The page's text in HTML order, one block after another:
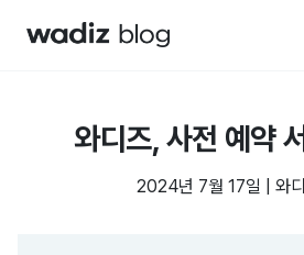
와디즈, 사전 예약
2024년 7월 17일 와